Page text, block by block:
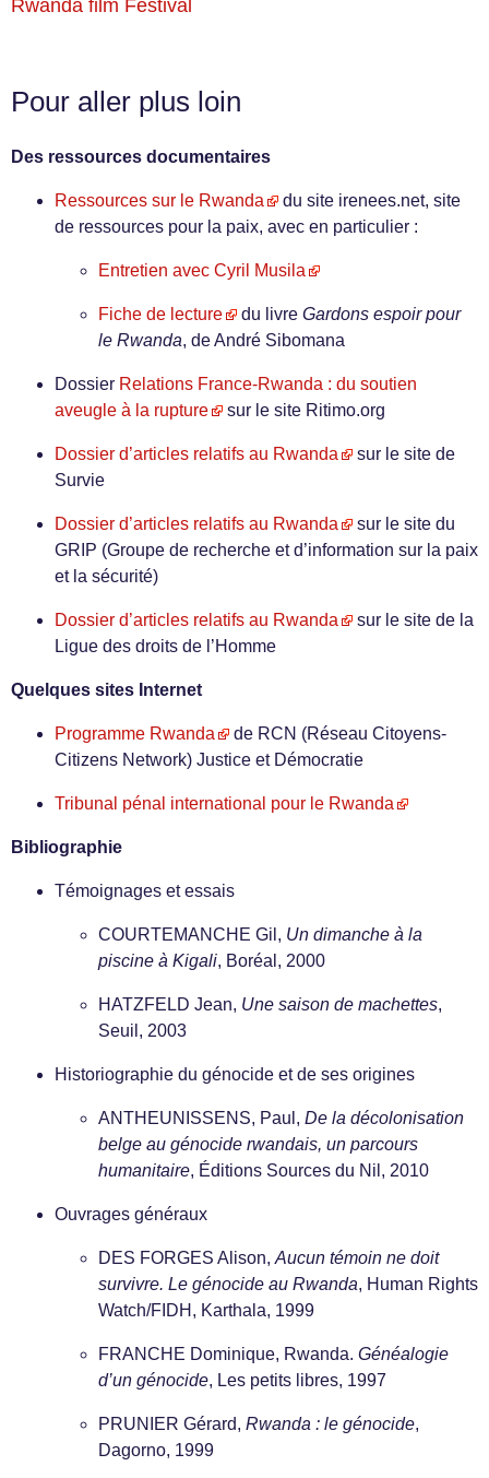
Rwanda film Festival
Pour aller plus loin
Des ressources documentaires
Ressources sur le Rwanda
du site irenees.net, site
de ressources pour la paix, avec en particulier :
Entretien avec Cyril Musila
Fiche de lecture du livre Gardons espoir pour
le Rwanda, de André Sibomana
Dossier Relations France-Rwanda : du soutien
aveugle à la rupture
sur le site Ritimo.org
Dossier d’articles relatifs au Rwanda
sur le site de
Survie
Dossier d’articles relatifs au Rwanda
sur le site du
GRIP (Groupe de recherche et d’information sur la paix
et la sécurité)
Dossier d’articles relatifs au Rwanda
sur le site de la
Ligue des droits de l’Homme
Quelques sites Internet
Programme Rwanda
de RCN (Réseau Citoyens-
Citizens Network) Justice et Démocratie
Tribunal pénal international pour le Rwanda
Bibliographie
Témoignages et essais
COURTEMANCHE Gil, Un dimanche à la
piscine à Kigali, Boréal, 2000
HATZFELD Jean, Une saison de machettes,
Seuil, 2003
Historiographie du génocide et de ses origines
ANTHEUNISSENS, Paul, De la décolonisation
belge au génocide rwandais, un parcours
humanitaire, Éditions Sources du Nil, 2010
Ouvrages généraux
DES FORGES Alison, Aucun témoin ne doit
survivre. Le génocide au Rwanda, Human Rights
Watch/FIDH, Karthala, 1999
FRANCHE Dominique, Rwanda. Généalogie
d’un génocide, Les petits libres, 1997
PRUNIER Gérard, Rwanda : le génocide,
Dagorno, 1999